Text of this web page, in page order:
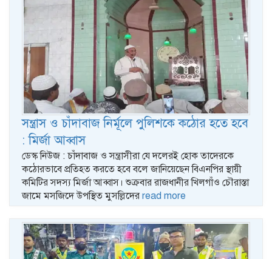
সন্ত্রাস ও চাঁদাবাজ নির্মূলে পুলিশকে কঠোর হতে হবে
: মির্জা আব্বাস
ডেস্ক নিউজ : চাঁদাবাজ ও সন্ত্রাসীরা যে দলেরই হোক তাদেরকে
কঠোরভাবে প্রতিহত করতে হবে বলে জানিয়েছেন বিএনপির স্থায়ী
কমিটির সদস্য মির্জা আব্বাস। শুক্রবার রাজধানীর খিলগাঁও চৌরাস্তা
জামে মসজিদে উপস্থিত মুসল্লিদের read more